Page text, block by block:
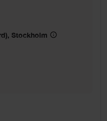
Stockholm